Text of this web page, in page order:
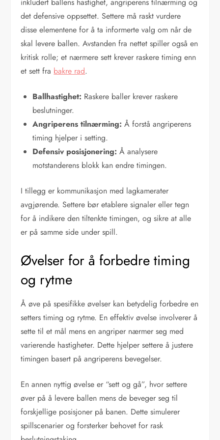
det defensive oppsettet. Settere må raskt vurdere
disse elementene for å ta informerte valg om når de
skal levere ballen. Avstanden fra nettet spiller også en
kritisk rolle; et nærmere sett krever raskere timing enn
et sett fra bakre rad.
Ballhastighet: Raskere baller krever raskere
beslutninger.
Angriperens tilnærming: Å forstå angriperens
timing hjelper i setting.
Defensiv posisjonering: Å analysere
motstanderens blokk kan endre timingen.
I tillegg er kommunikasjon med lagkamerater
avgjørende. Settere bør etablere signaler eller tegn
for å indikere den tiltenkte timingen, og sikre at alle
er på samme side under spill.
Øvelser for å forbedre timing
og rytme
Å øve på spesifikke øvelser kan betydelig forbedre en
setters timing og rytme. En effektiv øvelse involverer å
sette til et mål mens en angriper nærmer seg med
varierende hastigheter. Dette hjelper settere å justere
timingen basert på angriperens bevegelser.
En annen nyttig øvelse er “sett og gå”, hvor settere
øver på å levere ballen mens de beveger seg til
forskjellige posisjoner på banen. Dette simulerer
spillscenarier og forsterker behovet for rask